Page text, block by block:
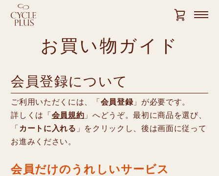
お買い物ガイド
会員登録について
ご利用いただくには、「 会員登録」が必要です。
詳しくは「 会員規約 」へどうぞ。最初に商品を選び、
「 カートに入れる 」をクリックし、後は画面に従って
お進みください。
会員だけのうれしいサービス